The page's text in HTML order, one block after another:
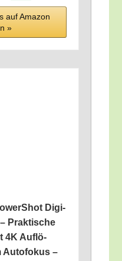
auf Ama­zon
»
Digi­
Prak­ti­sche
4K Auf­lö­
Auto­fo­kus –